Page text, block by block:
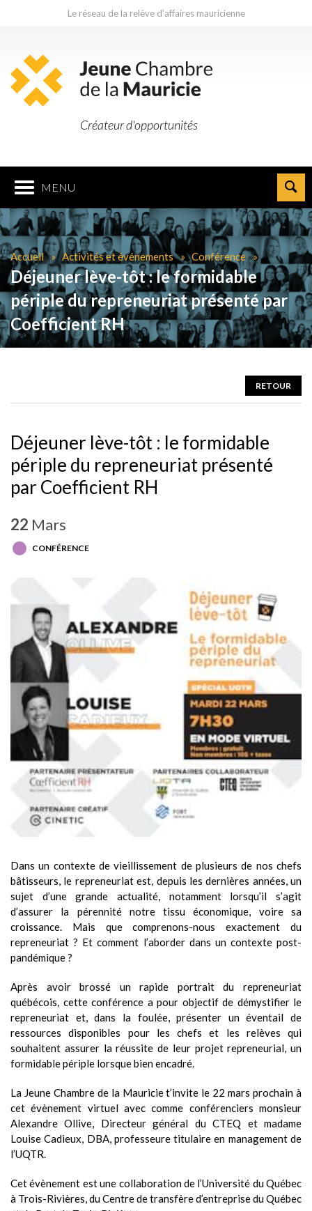
Le réseau de la relève d’affaires mauricienne
Créateur d'opportunités
MENU
Accueil Activités et événements Conférence
Déjeuner lève-tôt : le formidable
périple du repreneuriat présenté par
Coefficient RH
RETOUR
Déjeuner lève-tôt : le formidable
périple du repreneuriat présenté
par Coefficient RH
22 Mars
CONFÉRENCE
Dans un contexte de vieillissement de plusieurs de nos chefs
bâtisseurs, le repreneuriat est, depuis les dernières années, un
sujet d’une grande actualité, notamment lorsqu’il s’agit
d’assurer la pérennité notre tissu économique, voire sa
croissance. Mais que comprenons-nous exactement du
repreneuriat ? Et comment l’aborder dans un contexte post-
pandémique ?
Après avoir brossé un rapide portrait du repreneuriat
québécois, cette conférence a pour objectif de démystifier le
repreneuriat et, dans la foulée, présenter un éventail de
ressources disponibles pour les chefs et les relèves qui
souhaitent assurer la réussite de leur projet repreneurial, un
formidable périple lorsque bien encadré.
La Jeune Chambre de la Mauricie t’invite le 22 mars prochain à
cet évènement virtuel avec comme conférenciers monsieur
Alexandre Ollive, Directeur général du CTEQ et madame
Louise Cadieux, DBA, professeure titulaire en management de
l’UQTR.
Cet évènement est une collaboration de l’Université du Québec
à Trois-Rivières, du Centre de transfère d’entreprise du Québec